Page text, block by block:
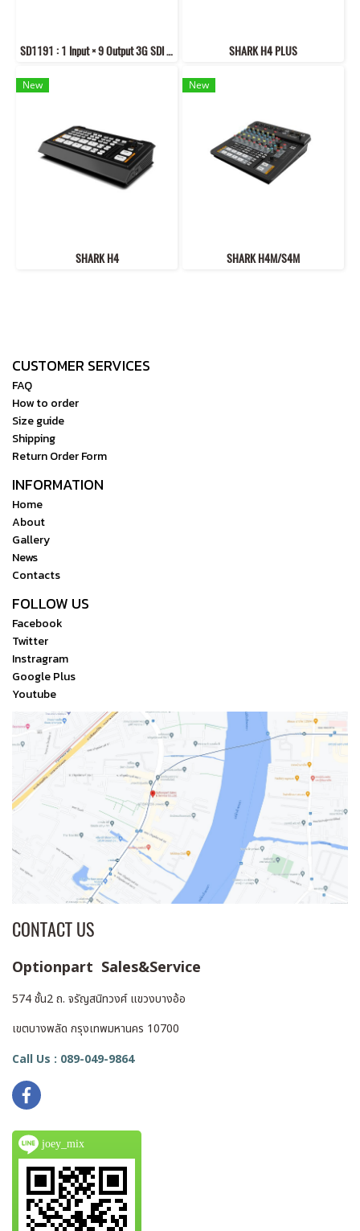
SD1191 : 1 Input × 9 Output 3G SDI Reclocking Distribution Amplifier SHARK H4 PLUS
New
SHARK H4
New
SHARK H4M/S4M
CUSTOMER SERVICES
FAQ
How to order
Size guide
Shipping
Return Order Form
INFORMATION
Home
About
Gallery
News
Contacts
FOLLOW US
Facebook
Twitter
Instragram
Google Plus
Youtube
CONTACT US
Optionpart Sales&Service
574 ชั้น2 ถ. จรัญสนิทวงศ์ แขวงบางอ้อ
เขตบางพลัด กรุงเทพมหานคร 10700
Call Us : 089-049-9864
joey_mix